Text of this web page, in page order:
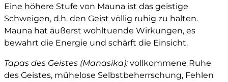
Eine höhere Stufe von Mauna ist das geistige
Schweigen, d.h. den Geist völlig ruhig zu halten.
Mauna hat äußerst wohltuende Wirkungen, es
bewahrt die Energie und schärft die Einsicht.
Tapas des Geistes (Manasika):vollkommene Ruhe
des Geistes, mühelose Selbstbeherrschung, Fehlen